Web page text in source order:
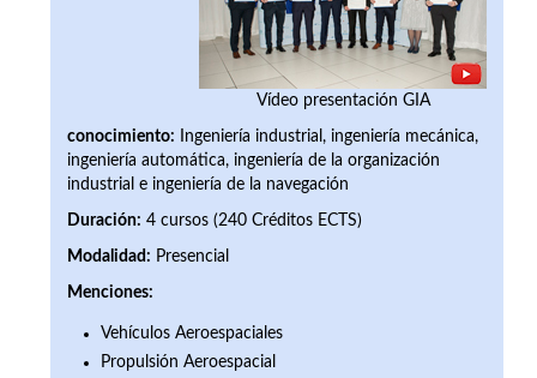
Vídeo presentación GIA
conocimiento: Ingeniería industrial, ingeniería mecánica,
ingeniería automática, ingeniería de la organización
industrial e ingeniería de la navegación
Duración: 4 cursos (240 Créditos ECTS)
Modalidad: Presencial
Menciones:
Vehículos Aeroespaciales
Propulsión Aeroespacial